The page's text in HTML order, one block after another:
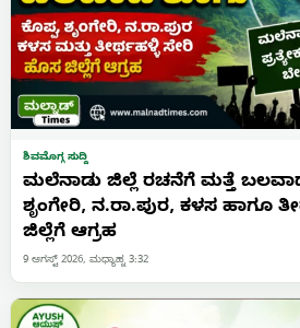
ಶಿವಮೊಗ್ಗ ಸುದ್ದಿ
ಮಲೆನಾಡು ಜಿಲ್ಲೆ ರಚನೆಗೆ ಮತ್ತೆ
ಶೃಂಗೇರಿ, ನ.ರಾ.ಪುರ, ಕಳಸ ಹಾಗೂ
ಜಿಲ್ಲೆಗೆ ಆಗ್ರಹ
9 ಆಗಸ್ಟ್ 2026, ಮಧ್ಯಾಹ್ನ 3:32